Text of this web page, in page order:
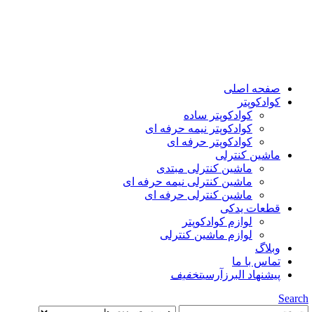
صفحه اصلی
کوادکوپتر
کوادکوپتر ساده
کوادکوپتر نیمه حرفه ای
کوادکوپتر حرفه ای
ماشین کنترلی
ماشین کنترلی مبتدی
ماشین کنترلی نیمه حرفه ای
ماشین کنترلی حرفه ای
قطعات یدکی
لوازم کوادکوپتر
لوازم ماشین کنترلی
وبلاگ
تماس با ما
پیشنهاد البرزآرسیتخفیف
Search